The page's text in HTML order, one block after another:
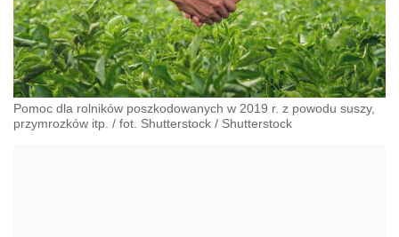
Pomoc dla rolników poszkodowanych w 2019 r. z powodu suszy,
przymrozków itp. / fot. Shutterstock / Shutterstock